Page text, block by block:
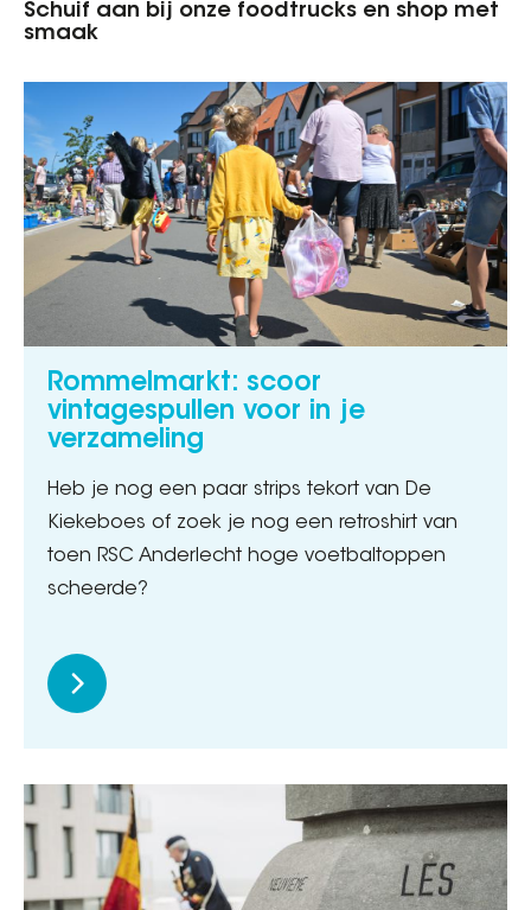
Schuif aan bij onze foodtrucks en shop met
smaak
Rommelmarkt: scoor
vintagespullen voor in je
verzameling
Heb je nog een paar strips tekort van De
Kiekeboes of zoek je nog een retroshirt van
toen RSC Anderlecht hoge voetbaltoppen
scheerde?